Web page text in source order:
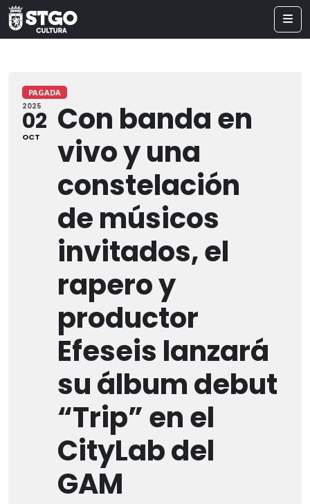
PAGADA
2025
02
OCT
Con banda en
vivo y una
constelación
de músicos
invitados, el
rapero y
productor
Efeseis lanzará
su álbum debut
“Trip” en el
CityLab del
GAM